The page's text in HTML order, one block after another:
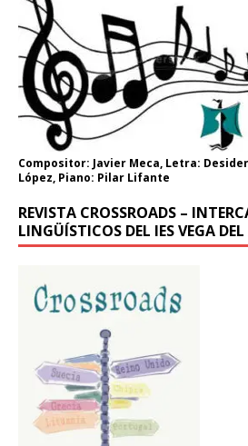
Compositor: Javier Meca, Letra:
López, Piano: Pilar Lifante
REVISTA CROSSROADS –
LINGÜÍSTICOS DEL IES VEGA